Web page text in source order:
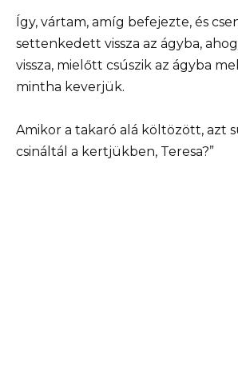
Így, vártam, amíg befejezte, és
settenkedett vissza az ágyba,
vissza, mielőtt csúszik az ágyba
mintha keverjük.
Amikor a takaró alá költözött, azt
csináltál a kertjükben, Teresa?”